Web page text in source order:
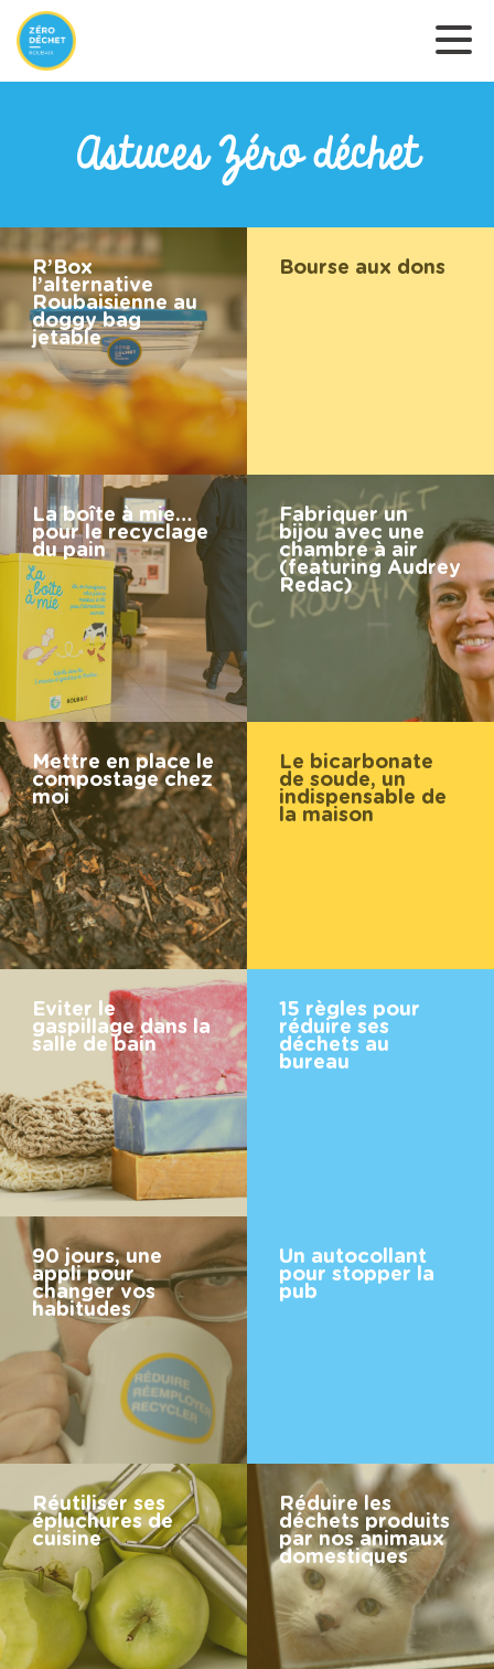
Astuces Zéro déchet
R’Box
l’alternative
Roubaisienne au
doggy bag
jetable
Bourse aux dons
La boîte à mie…
pour le recyclage
du pain
Fabriquer un
bijou avec une
chambre à air
(featuring Audrey
Redac)
Mettre en place le
compostage chez
moi
Le bicarbonate
de soude, un
indispensable de
la maison
Eviter le
gaspillage dans la
salle de bain
15 règles pour
réduire ses
déchets au
bureau
90 jours, une
appli pour
changer vos
habitudes
Un autocollant
pour stopper la
pub
Réutiliser ses
épluchures de
cuisine
Réduire les
déchets produits
par nos animaux
domestiques